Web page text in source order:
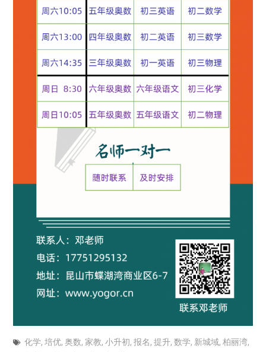
化学, 培优, 奥数, 家教, 小升初, 报名, 提升, 数学, 新城域, 柏丽湾,